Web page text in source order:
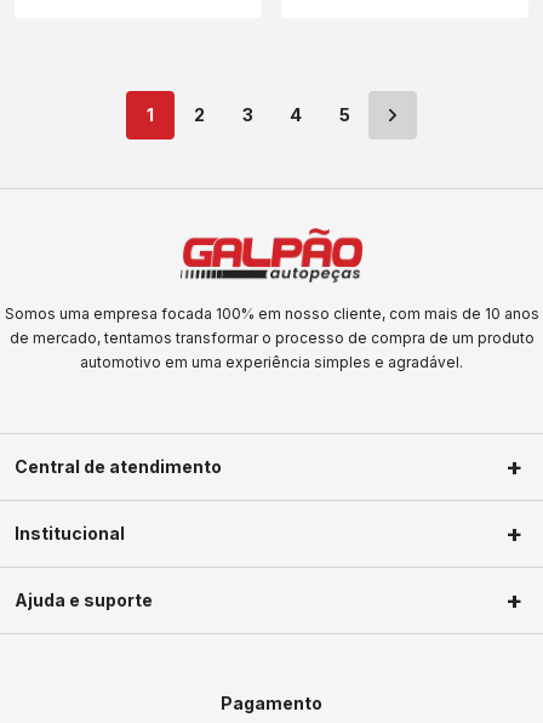
1 2 3 4 5
Somos uma empresa focada 100% em nosso cliente, com mais de 10 anos
de mercado, tentamos transformar o processo de compra de um produto
automotivo em uma experiência simples e agradável.
Central de atendimento
Segunda a Sexta-Feira das 09h às
Institucional
Privacidade
Ajuda e suporte
Pagamento